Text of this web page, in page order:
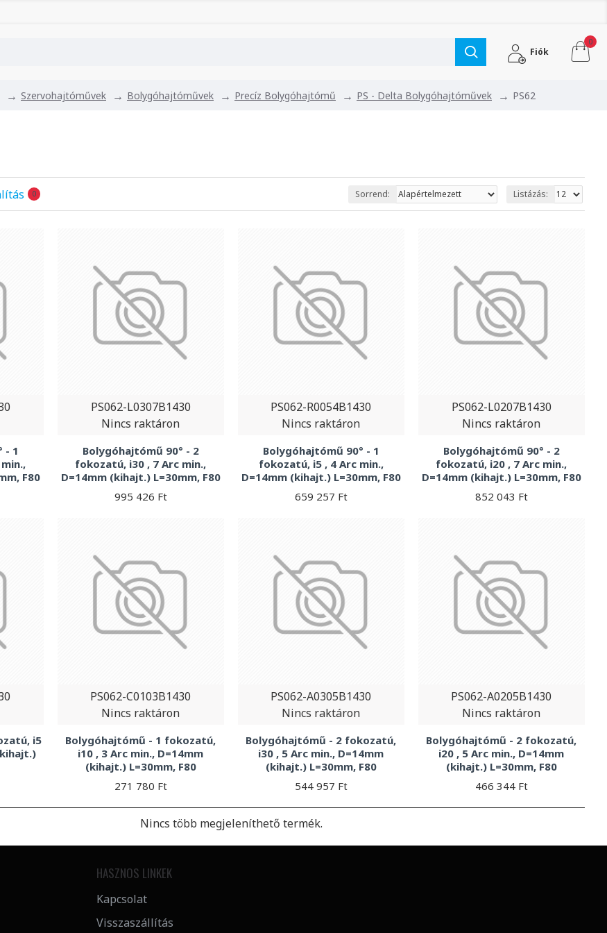
Fiók
0
Szervohajtóművek Bolygóhajtóművek Precíz Bolygóhajtómű PS - Delta Bolygóhajtóművek PS62
0 Sorrend: Listázás:
- 1
F80
PS062-L0307B1430
Nincs raktáron
Bolygóhajtómű 90° - 2
fokozatú, i30 , 7 Arc min.,
D=14mm (kihajt.) L=30mm, F80
995 426 Ft
PS062-R0054B1430
Nincs raktáron
Bolygóhajtómű 90° - 1
fokozatú, i5 , 4 Arc min.,
D=14mm (kihajt.) L=30mm, F80
659 257 Ft
PS062-L0207B1430
Nincs raktáron
Bolygóhajtómű 90° - 2
fokozatú, i20 , 7 Arc min.,
D=14mm (kihajt.) L=30mm, F80
852 043 Ft
i5
PS062-C0103B1430
Nincs raktáron
Bolygóhajtómű - 1 fokozatú,
i10 , 3 Arc min., D=14mm
(kihajt.) L=30mm, F80
271 780 Ft
PS062-A0305B1430
Nincs raktáron
Bolygóhajtómű - 2 fokozatú,
i30 , 5 Arc min., D=14mm
(kihajt.) L=30mm, F80
544 957 Ft
PS062-A0205B1430
Nincs raktáron
Bolygóhajtómű - 2 fokozatú,
i20 , 5 Arc min., D=14mm
(kihajt.) L=30mm, F80
466 344 Ft
Nincs több megjeleníthető termék.
HASZNOS LINKEK
Kapcsolat
Visszaszállítás